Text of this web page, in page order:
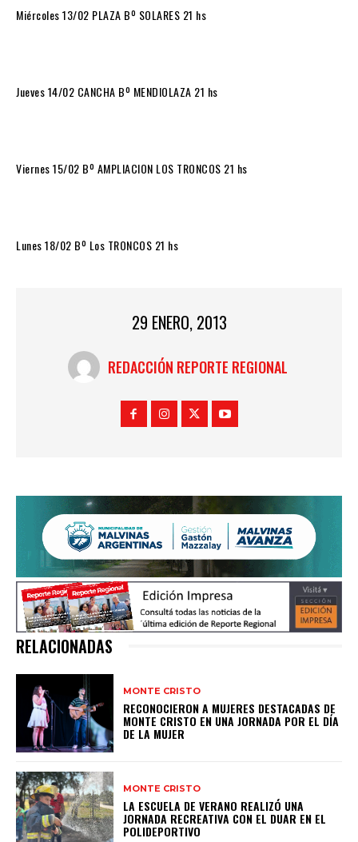
Miércoles 13/02 PLAZA Bº SOLARES 21 hs
Jueves 14/02 CANCHA Bº MENDIOLAZA 21 hs
Viernes 15/02 Bº AMPLIACION LOS TRONCOS 21 hs
Lunes 18/02 Bº Los TRONCOS 21 hs
29 ENERO, 2013
REDACCIÓN REPORTE REGIONAL
RELACIONADAS
MONTE CRISTO
RECONOCIERON A MUJERES DESTACADAS DE
MONTE CRISTO EN UNA JORNADA POR EL DÍA
DE LA MUJER
MONTE CRISTO
LA ESCUELA DE VERANO REALIZÓ UNA
JORNADA RECREATIVA CON EL DUAR EN EL
POLIDEPORTIVO